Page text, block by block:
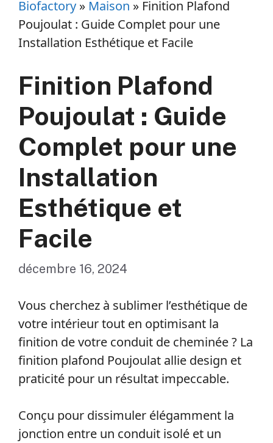
Biofactory » Maison » Finition Plafond
Poujoulat : Guide Complet pour une
Installation Esthétique et Facile
Finition Plafond
Poujoulat : Guide
Complet pour une
Installation
Esthétique et
Facile
décembre 16, 2024
Vous cherchez à sublimer l’esthétique de
votre intérieur tout en optimisant la
finition de votre conduit de cheminée ? La
finition plafond Poujoulat allie design et
praticité pour un résultat impeccable.
Conçu pour dissimuler élégamment la
jonction entre un conduit isolé et un